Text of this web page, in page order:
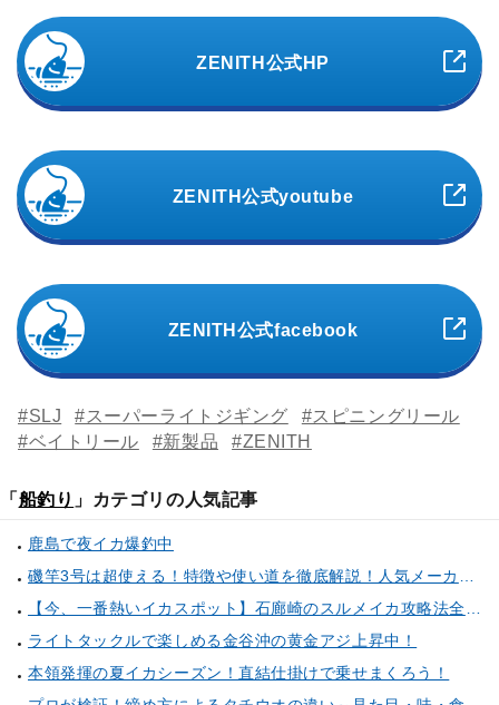
ZENITH公式HP
ZENITH公式youtube
ZENITH公式facebook
#SLJ #スーパーライトジギング
#スピニングリール
#ベイトリール
#新製品 #ZENITH
「 船釣り 」カテゴリの人気記事
鹿島で夜イカ爆釣中
ライトタックルで楽しめる金谷沖の黄金アジ上昇中！
本領発揮の夏イカシーズン！直結仕掛けで乗せまくろう！